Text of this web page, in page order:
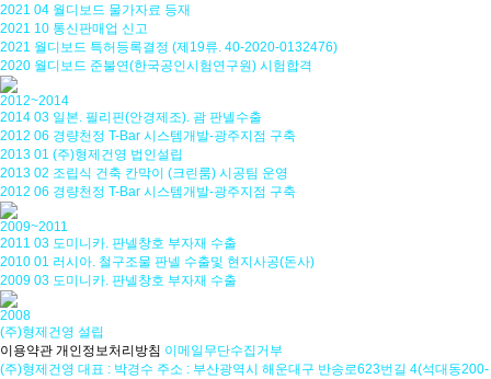
2021 04 월디보드 물가자료 등재
2021 10 통신판매업 신고
2021 월디보드 특허등록결정 (제19류. 40-2020-0132476)
2020 월디보드 준불연(한국공인시험연구원) 시험합격
2012~2014
2014 03 일본. 필리핀(안경제조). 괌 판넬수출
2012 06 경량천정 T-Bar 시스템개발-광주지점 구축
2013 01 (주)형제건영 법인설립
2013 02 조립식 건축 칸막이 (크린룸) 시공팀 운영
2012 06 경량천정 T-Bar 시스템개발-광주지점 구축
2009~2011
2011 03 도미니카. 판넬창호 부자재 수출
2010 01 러시아. 철구조물 판넬 수출및 현지사공(돈사)
2009 03 도미니카. 판넬창호 부자재 수출
2008
(주)형제건영 설립
이용약관 개인정보처리방침 이메일무단수집거부
(주)형제건영 대표 : 박경수 주소 : 부산광역시 해운대구 반송로623번길 4(석대동200-